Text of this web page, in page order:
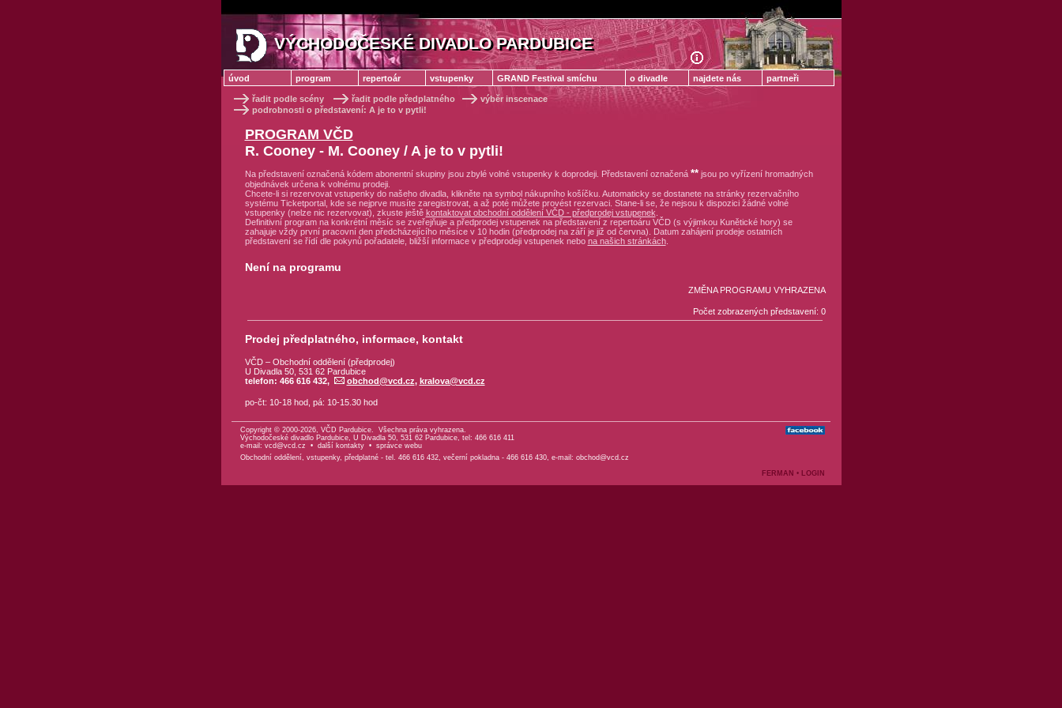
VÝCHODOČESKÉ DIVADLO PARDUBICE
VÝCHODOČESKÉ DIVADLO PARDUBICE
úvod program repertoár vstupenky GRAND Festival smíchu o divadle najdete nás partneři
řadit podle scény řadit podle předplatného
výběr inscenace
podrobnosti o představení: A je to v pytli!
PROGRAM VČD
R. Cooney - M. Cooney / A je to v pytli!
Na představení označená kódem abonentní skupiny jsou zbylé volné vstupenky k doprodeji. Představení označená **jsou po vyřízení hromadných
objednávek určena k volnému prodeji.
Chcete-li si rezervovat vstupenky do našeho divadla, klikněte na symbol nákupního košíčku. Automaticky se dostanete na stránky rezervačního
systému Ticketportal, kde se nejprve musíte zaregistrovat, a až poté můžete provést rezervaci. Stane-li se, že nejsou k dispozici žádné volné
vstupenky (nelze nic rezervovat), zkuste ještě kontaktovat obchodní oddělení VČD - předprodej vstupenek
Definitivní program na konkrétní měsíc se zveřejňuje a předprodej vstupenek na představení z repertoáru VČD (s výjimkou Kunětické hory) se
zahajuje vždy první pracovní den předcházejícího měsíce v 10 hodin (předprodej na září je již od června). Datum zahájení prodeje ostatních
představení se řídí dle pokynů pořadatele, bližší informace v předprodeji vstupenek nebo na našich stránkách.
Není na programu
ZMĚNA PROGRAMU VYHRAZENA
Počet zobrazených představení: 0
Prodej předplatného, informace, kontakt
VČD – Obchodní oddělení (předprodej)
U Divadla 50, 531 62 Pardubice
telefon: 466 616 432,
obchod@vcd.cz, kralova@vcd.cz
po-čt: 10-18 hod, pá: 10-15.30 hod
Copyright © 2000-2026, VČD Pardubice. Všechna práva vyhrazena.
Východočeské divadlo Pardubice, U Divadla 50, 531 62 Pardubice, tel: 466 616 411
e-mail: vcd@vcd.cz • další kontakty• správce webu
Obchodní oddělení, vstupenky, předplatné - tel. 466 616 432, večerní pokladna - 466 616 430, e-mail: obchod@vcd.cz
FERMAN • LOGIN